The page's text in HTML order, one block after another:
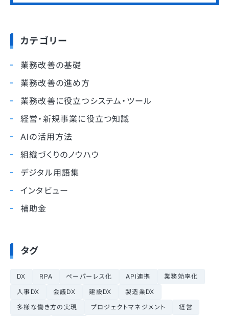
カテゴリー
業務改善の基礎
業務改善の進め方
業務改善に役立つシステム・ツール
経営・新規事業に役立つ知識
AIの活用方法
組織づくりのノウハウ
デジタル用語集
インタビュー
補助金
タグ
DX RPA ペーパーレス化 API連携
業務効率化
人事DX
会議DX 建設DX
製造業DX
多様な働き方の実現
プロジェクトマネジメント
経営